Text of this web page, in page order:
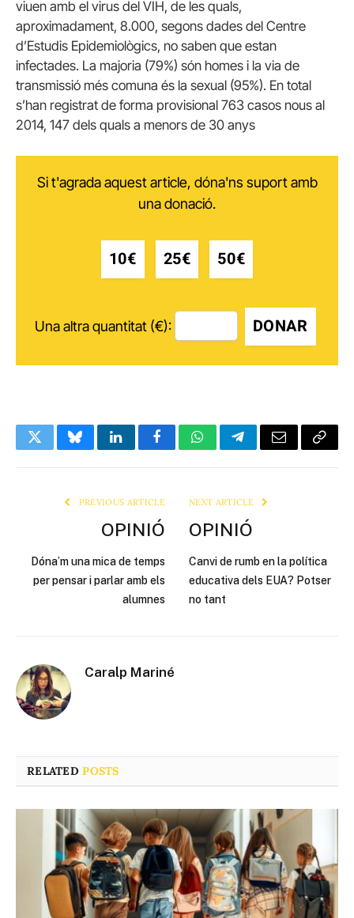
viuen amb el virus del VIH, de les quals,
aproximadament, 8.000, segons dades del Centre
d’Estudis Epidemiològics, no saben que estan
infectades. La majoria (79%) són homes i la via de
transmissió més comuna és la sexual (95%). En total
s’han registrat de forma provisional 763 casos nous al
2014, 147 dels quals a menors de 30 anys
Si t'agrada aquest article, dóna'ns suport amb
una donació.
10€ 25€ 50€
Una altra quantitat (€): DONAR
TwitterBlueskyLinkedInFacebookWhatsAppTelegramEmail Copy
PREVIOUS ARTICLE
OPINIÓ
Dóna’m una mica de temps
per pensar i parlar amb els
alumnes
NEXT ARTICLE
OPINIÓ
Canvi de rumb en la política
educativa dels EUA? Potser
no tant
Caralp Mariné
RELATEDPOSTS